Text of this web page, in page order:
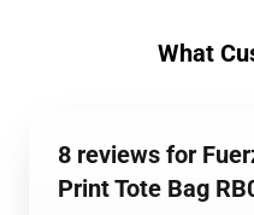
What
8 reviews for
Print Tote Bag